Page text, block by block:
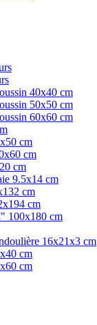
40x40 cm
50x50 cm
60x60 cm
cm
cm
cm
9.5x14 cm
cm
cm
100x180 cm
16x21x3 cm
cm
cm